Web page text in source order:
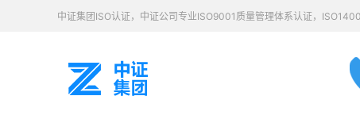
中证集团ISO认证，中证公司专业ISO9001质量管理体系认证，